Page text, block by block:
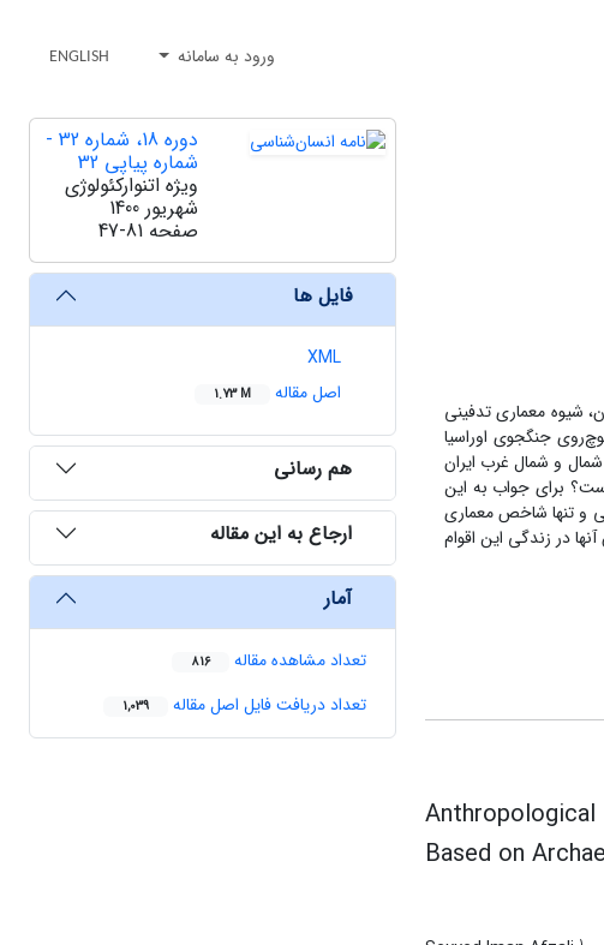
ورود به سامانه ENGLISH
شیوه معماری تدفینی
جنگجوی اوراسیا
و شمال غرب ایران
برای جواب به این
و تنها شاخص معماری
در زندگی این اقوام
Anthropological
Based on
دوره 18، شماره 32 -
شماره پیاپی 32
ویژه اتنوارکئولوژی
شهریور 1400
صفحه 47-81
فایل ها
XML
اصل مقاله
1.73 M
هم رسانی
ارجاع به این مقاله
آمار
تعداد مشاهده مقاله 816
تعداد دریافت فایل اصل مقاله 1,039